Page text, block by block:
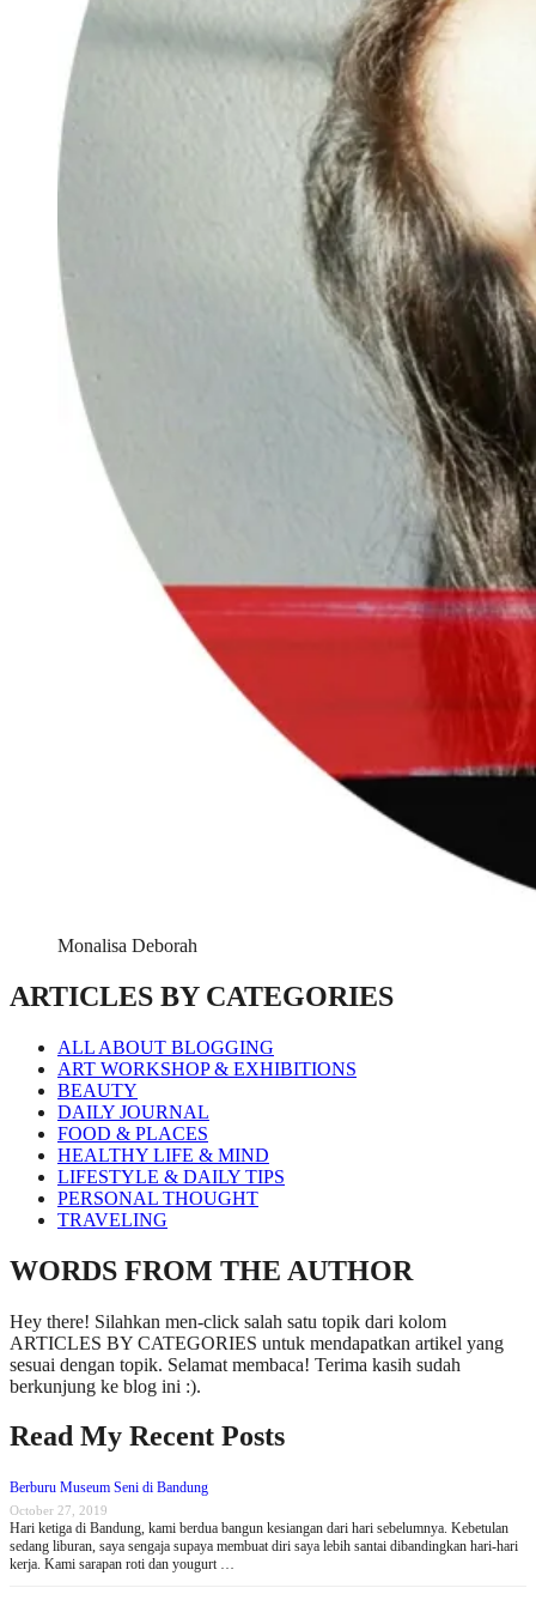
Monalisa Deborah
ARTICLES BY CATEGORIES
ALL ABOUT BLOGGING
ART WORKSHOP & EXHIBITIONS
BEAUTY
DAILY JOURNAL
FOOD & PLACES
HEALTHY LIFE & MIND
LIFESTYLE & DAILY TIPS
PERSONAL THOUGHT
TRAVELING
WORDS FROM THE AUTHOR
Hey there! Silahkan men-click salah satu topik dari kolom
ARTICLES BY CATEGORIES untuk mendapatkan artikel yang
sesuai dengan topik. Selamat membaca! Terima kasih sudah
berkunjung ke blog ini :).
Read My Recent Posts
Berburu Museum Seni di Bandung
October 27, 2019
Hari ketiga di Bandung, kami berdua bangun kesiangan dari hari sebelumnya. Kebetulan
sedang liburan, saya sengaja supaya membuat diri saya lebih santai dibandingkan hari-hari
kerja. Kami sarapan roti dan yougurt …